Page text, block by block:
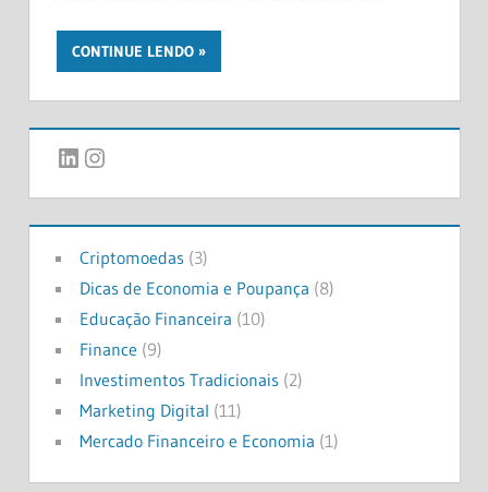
CONTINUE LENDO
LinkedIn
Instagram
Criptomoedas(3)
Dicas de Economia e Poupança (8)
Educação Financeira (10)
Finance (9)
Investimentos Tradicionais(2)
Marketing Digital (11)
Mercado Financeiro e Economia (1)